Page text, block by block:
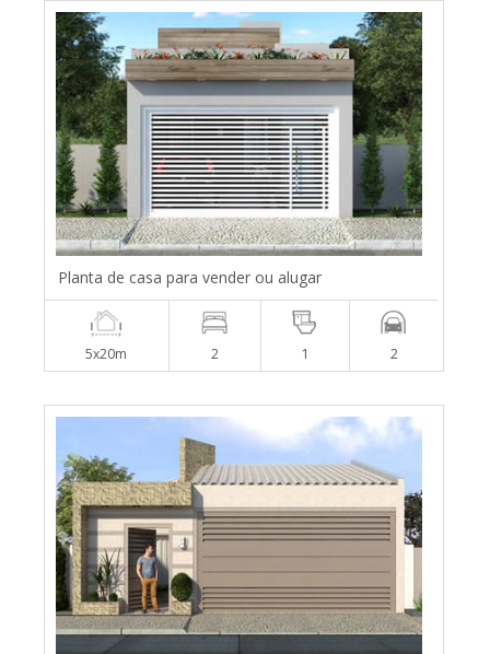
Planta de casa para vender ou alugar
5x20m 2 1 2